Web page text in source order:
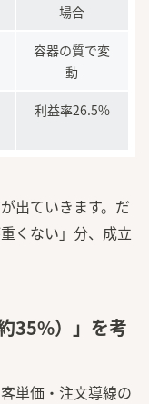
場合
容器の質で変
動
利益率26.5%
出ていきます。だ
くない」分、成立
35%）」を考
単価・注文導線の